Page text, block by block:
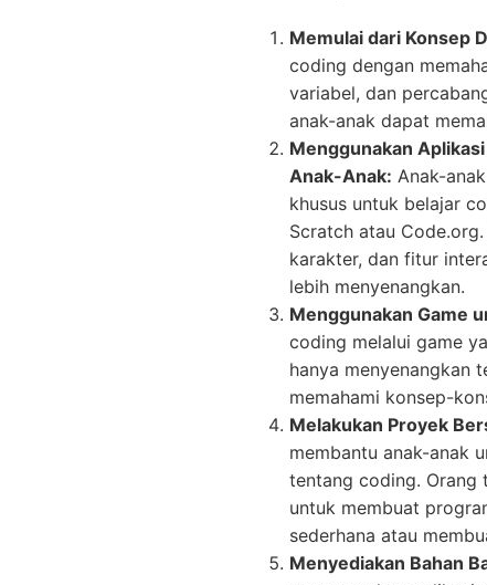
Memulai dari Konsep
coding dengan
variabel, dan
anak-anak dapat
Menggunakan
Anak-Anak: Anak-
khusus untuk belajar
Scratch atau
karakter, dan fitur
lebih menyenangkan.
Menggunakan Game
coding melalui game
hanya menyenangkan
memahami konsep-
Melakukan Proyek
membantu anak-anak
tentang coding. Orang
untuk membuat
sederhana atau
Menyediakan Bahan